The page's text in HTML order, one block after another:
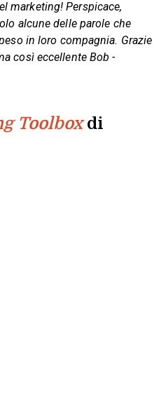
marketing! Perspicace,
alcune delle parole che
in loro compagnia. Grazie
così eccellente Bob -
Toolboxdi